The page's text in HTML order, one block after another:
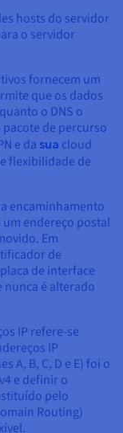
hosts do servidor
o servidor
fornecem um
que os dados
o DNS o
de percurso
e da sua cloud
flexibilidade de
encaminhamento
endereço postal
Em
de
de interface
nunca é alterado
IP refere-se
IP
A, B, C, D e E) foi o
e definir o
pelo
Routing)